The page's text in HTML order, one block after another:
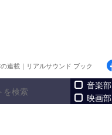
連載｜リアルサウンド ブック
音楽部
映画部